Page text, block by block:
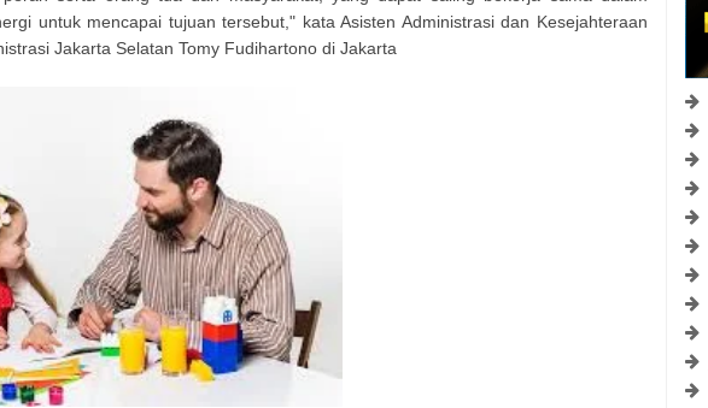
untuk mencapai tujuan tersebut," kata Asisten Administrasi dan Kesejahteraan
Jakarta Selatan Tomy Fudihartono di Jakarta